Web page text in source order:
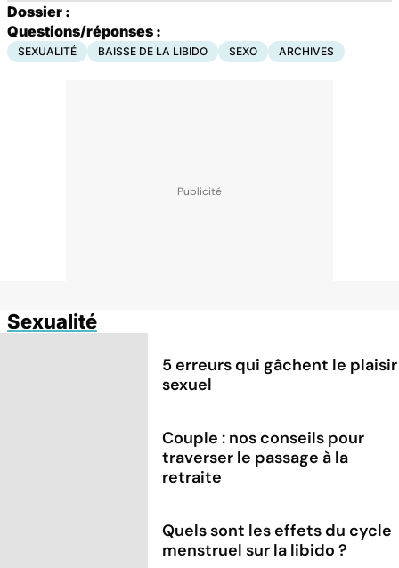
Dossier :
Questions/réponses :
SEXUALITÉ BAISSE DE LA LIBIDO SEXO ARCHIVES
Sexualité
5 erreurs qui gâchent le plaisir
sexuel
Couple : nos conseils pour
traverser le passage à la
retraite
Quels sont les effets du cycle
menstruel sur la libido ?